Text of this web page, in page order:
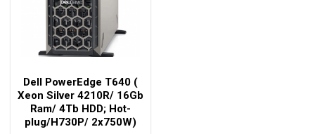
Dell PowerEdge T640 (
Xeon Silver 4210R/ 16Gb
Ram/ 4Tb HDD; Hot-
plug/H730P/ 2x750W)